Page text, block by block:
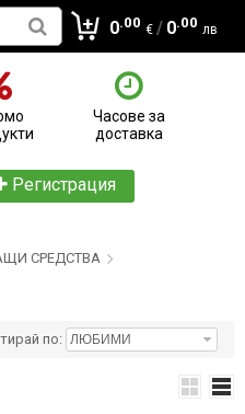
0.00 € / 0.00 лв
Часове за
доставка
Регистрация
СРЕДСТВА
по: